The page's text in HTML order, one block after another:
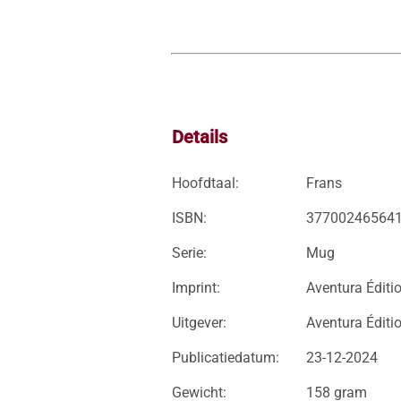
Details
Hoofdtaal: Frans
ISBN:
Serie: Mug
Imprint: Aventura
Uitgever: Aventura
Publicatiedatum: 23-12-2024
Gewicht: 158 gram